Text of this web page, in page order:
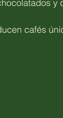
y
cafés